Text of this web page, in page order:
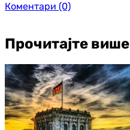
Коментари (0)
Прочитајте више